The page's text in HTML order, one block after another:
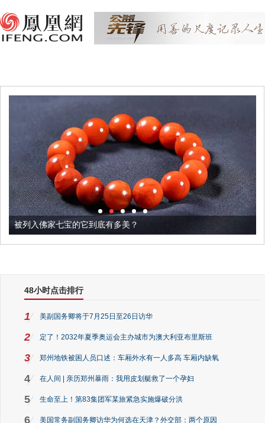
被列入佛家七宝的它到底有多美？
48小时点击排行
1 美副国务卿将于7月25日至26日访华
2 定了！2032年夏季奥运会主办城市为澳大利亚布里斯班
3 郑州地铁被困人员口述：车厢外水有一人多高 车厢内缺氧
4 在人间 | 亲历郑州暴雨：我用皮划艇救了一个孕妇
5 生命至上！第83集团军某旅紧急实施爆破分洪
6 美国常务副国务卿访华为何选在天津？外交部：两个原因